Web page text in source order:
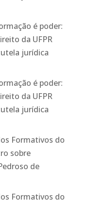
é poder:
da UFPR
jurídica
é poder:
da UFPR
jurídica
Formativos do
sobre
de
Formativos do